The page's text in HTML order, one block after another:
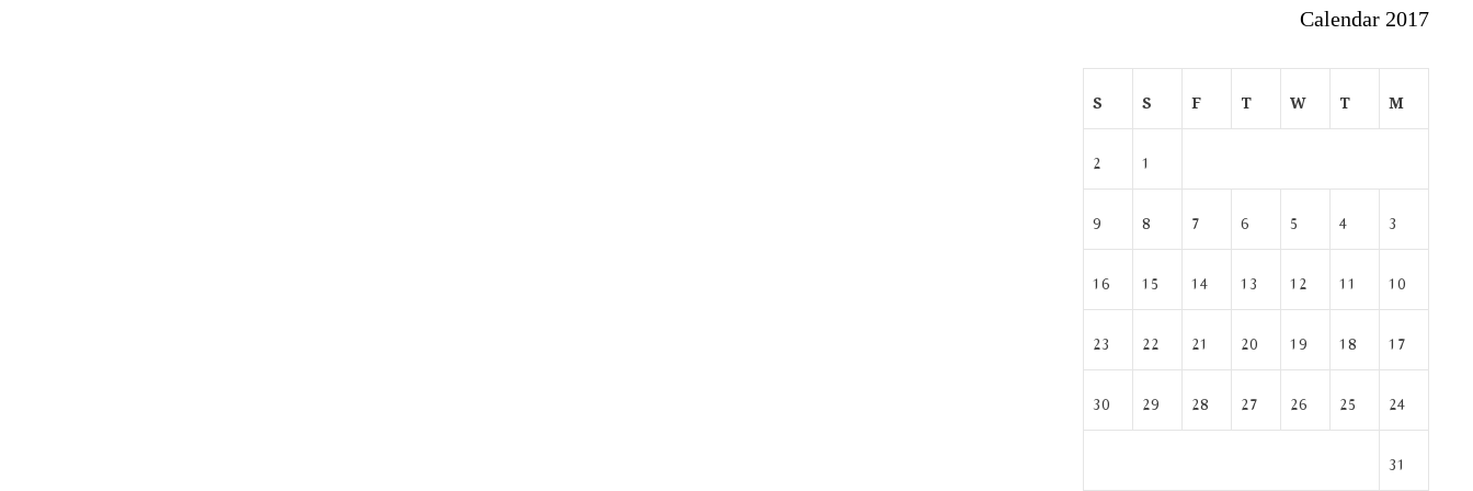
Calendar 2017
M
T
W
T
F
S
S
1
2
3
4
5
6
7
8
9
10
11
12
13
14
15
16
17
18
19
20
21
22
23
24
25
26
27
28
29
30
31